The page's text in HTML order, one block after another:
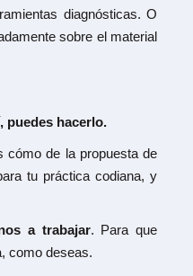
diagnósticas. O
sobre el material
puedes hacerlo.
cómo de la propuesta de
tu práctica codiana, y
a trabajar. Para que
como deseas.